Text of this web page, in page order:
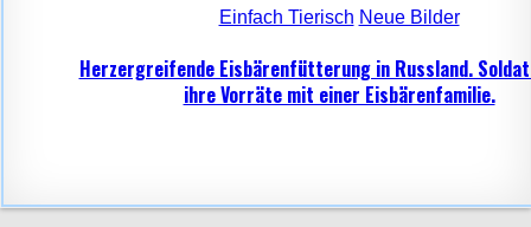
Einfach Tierisch Neue Bilder
Herzergreifende Eisbärenfütterung in Russland.
ihre Vorräte mit einer Eisbärenfamilie.